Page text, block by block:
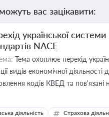
вас зацікавити:
української
NACE
Тема охоплює перехід
видів економічної діяльності
кодів КВЕД та пов'язані
діяльність
Страхова